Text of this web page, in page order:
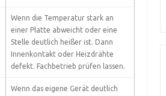
Wenn die Temperatur stark an
einer Platte abweicht oder eine
Stelle deutlich heißer ist. Dann
Innenkontakt oder Heizdrähte
defekt. Fachbetrieb prüfen lassen.
Wenn das eigene Gerät deutlich